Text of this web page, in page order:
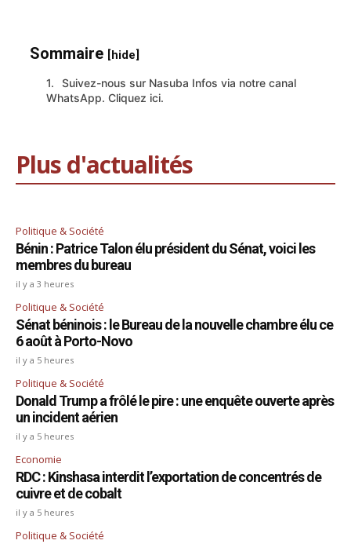
Sommaire [hide]
Suivez-nous sur Nasuba Infos via notre canal
WhatsApp. Cliquez ici.
Plus d'actualités
Politique & Société
Bénin : Patrice Talon élu président du Sénat, voici les
membres du bureau
il y a 3 heures
Politique & Société
Sénat béninois : le Bureau de la nouvelle chambre élu ce
6 août à Porto-Novo
il y a 5 heures
Politique & Société
Donald Trump a frôlé le pire : une enquête ouverte après
un incident aérien
il y a 5 heures
Economie
RDC : Kinshasa interdit l’exportation de concentrés de
cuivre et de cobalt
il y a 5 heures
Politique & Société